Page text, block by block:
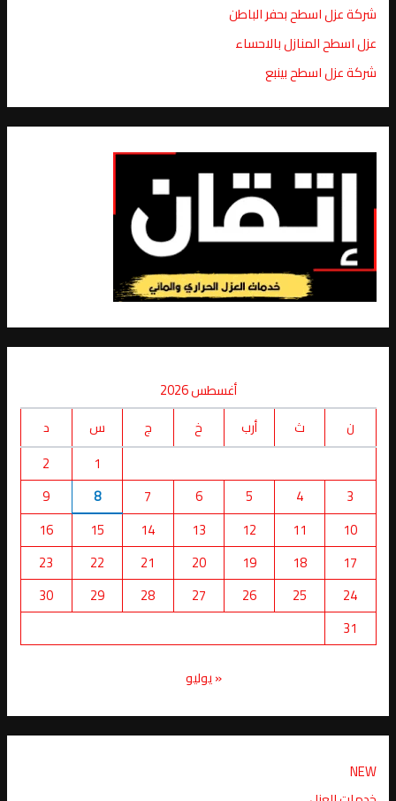
شركة عزل اسطح بحفر الباطن
عزل اسطح المنازل بالاحساء
شركة عزل اسطح بينبع
أغسطس 2026
ن
ث أرب خ ج س
د
1
2
3
4
5
6
7
8
9
10
11
12
13
14
15
16
17
18
19
20
21
22
23
24
25
26
27
28
29
30
31
« يوليو
NEW